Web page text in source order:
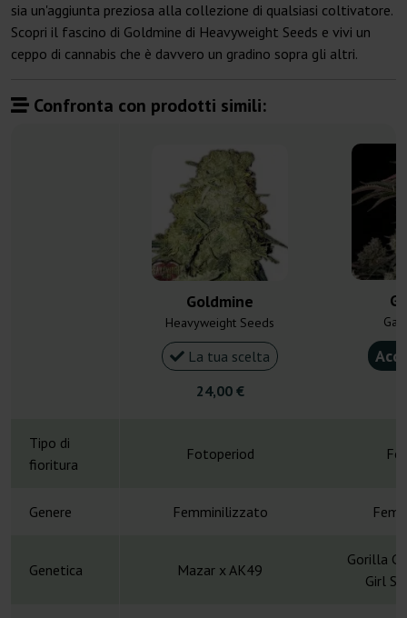
sia un'aggiunta preziosa alla collezione di qualsiasi coltivatore.
Scopri il fascino di Goldmine di Heavyweight Seeds e vivi un
ceppo di cannabis che è davvero un gradino sopra gli altri.
Confronta con prodotti simili:
Goldmine
Heavyweight Seeds
La tua scelta
24,00 €
Tipo di
fioritura
Fotoperiod
Genere Femminilizzato
Genetica Mazar x AK49
Gorilla
Girl